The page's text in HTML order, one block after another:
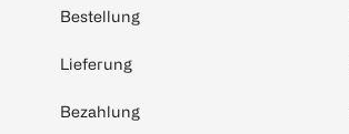
Bestellung
Lieferung
Bezahlung